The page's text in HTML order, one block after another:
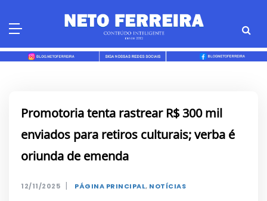
Promotoria tenta rastrear R$ 300 mil
enviados para retiros culturais; verba é
oriunda de emenda
12/11/2025 | PÁGINA PRINCIPAL, NOTÍCIAS